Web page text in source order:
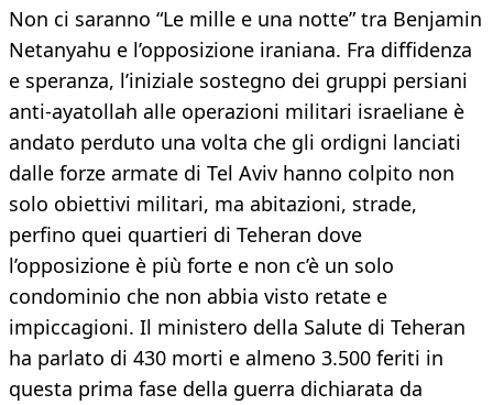
Non ci saranno “Le mille e una notte” tra Benjamin
Netanyahu e l’opposizione iraniana. Fra diffidenza
e speranza, l’iniziale sostegno dei gruppi persiani
anti-ayatollah alle operazioni militari israeliane è
andato perduto una volta che gli ordigni lanciati
dalle forze armate di Tel Aviv hanno colpito non
solo obiettivi militari, ma abitazioni, strade,
perfino quei quartieri di Teheran dove
l’opposizione è più forte e non c’è un solo
condominio che non abbia visto retate e
impiccagioni. Il ministero della Salute di Teheran
ha parlato di 430 morti e almeno 3.500 feriti in
questa prima fase della guerra dichiarata da